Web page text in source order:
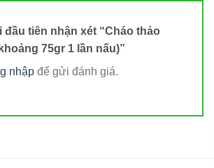
đầu tiên nhận xét “Cháo thảo
75gr 1 lần nấu)”
nhập để gửi đánh giá.